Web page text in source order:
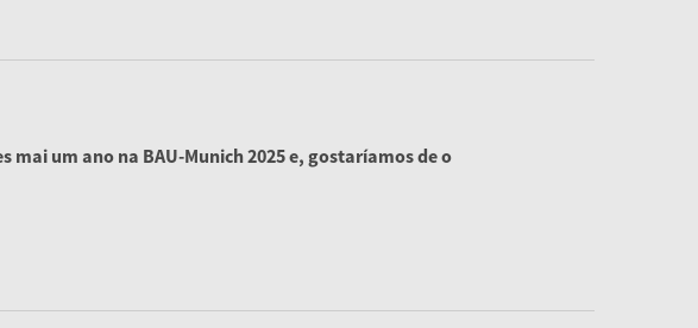
mai um ano na BAU-Munich 2025 e, gostaríamos de o